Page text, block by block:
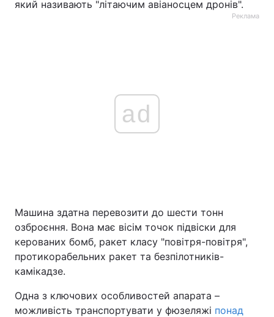
який називають "літаючим авіаносцем дронів".
Реклама
ad
Машина здатна перевозити до шести тонн
озброєння. Вона має вісім точок підвіски для
керованих бомб, ракет класу "повітря-повітря",
протикорабельних ракет та безпілотників-
камікадзе.
Одна з ключових особливостей апарата –
можливість транспортувати у фюзеляжі понад